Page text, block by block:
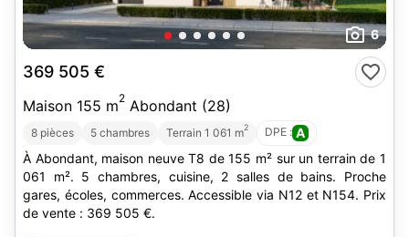
6
369 505 €
Maison 155 m2 Abondant (28)
8 pièces 5 chambres Terrain 1 061 m2 DPE : A
À Abondant, maison neuve T8 de 155 m² sur un terrain de 1
061 m². 5 chambres, cuisine, 2 salles de bains. Proche
gares, écoles, commerces. Accessible via N12 et N154. Prix
de vente : 369 505 €.